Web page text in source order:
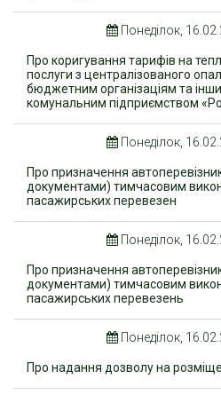
Понеділок,
Про коригування тарифів на
послуги з централізованого
бюджетним організаціям та
комунальним підприємством
Понеділок,
Про призначення
документами) тимчасовим
пасажирських перевезен
Понеділок,
Про призначення
документами) тимчасовим
пасажирських перевезень
Понеділок,
Про надання дозволу на